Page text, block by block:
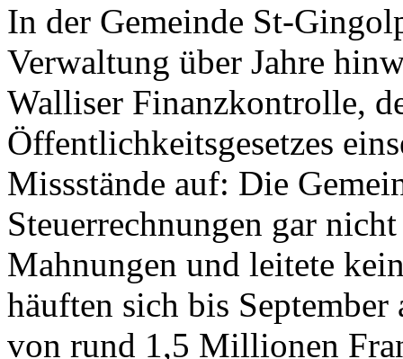
In der Gemeinde St-
Verwaltung über Jahre
Walliser Finanzkontrolle,
Öffentlichkeitsgesetzes
Missstände auf: Die
Steuerrechnungen gar
Mahnungen und leitete
häuften sich bis September
von rund 1,5 Millionen